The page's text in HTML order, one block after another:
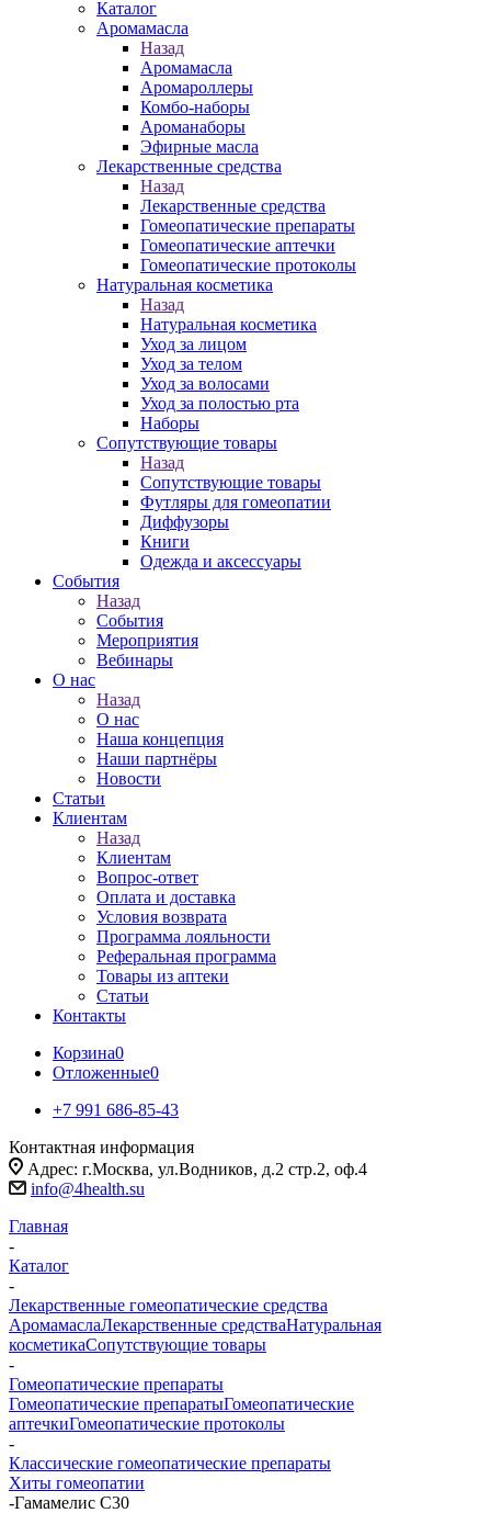
Каталог
Аромамасла
Назад
Аромамасла
Аромароллеры
Комбо-наборы
Ароманаборы
Эфирные масла
Лекарственные средства
Назад
Лекарственные средства
Гомеопатические препараты
Гомеопатические аптечки
Гомеопатические протоколы
Натуральная косметика
Назад
Натуральная косметика
Уход за лицом
Уход за телом
Уход за волосами
Уход за полостью рта
Наборы
Сопутствующие товары
Назад
Сопутствующие товары
Футляры для гомеопатии
Диффузоры
Книги
Одежда и аксессуары
События
Назад
События
Мероприятия
Вебинары
О нас
Назад
О нас
Наша концепция
Наши партнёры
Новости
Статьи
Клиентам
Назад
Клиентам
Вопрос-ответ
Оплата и доставка
Условия возврата
Программа лояльности
Реферальная программа
Товары из аптеки
Статьи
Контакты
Корзина0
Отложенные0
+7 991 686-85-43
Контактная информация
Адрес: г.Москва, ул.Водников, д.2 стр.2, оф.4
info@4health.su
Главная
-
Каталог
-
Лекарственные гомеопатические средства
АромамаслаЛекарственные средстваНатуральная
косметикаСопутствующие товары
-
Гомеопатические препараты
Гомеопатические препаратыГомеопатические
аптечкиГомеопатические протоколы
-
Классические гомеопатические препараты
Хиты гомеопатии
-Гамамелис С30